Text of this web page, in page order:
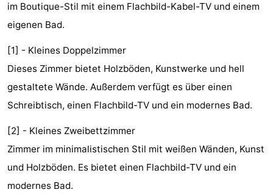
Het
Amsterdamse
Bos
-
Spaarnwoude
Hotels
Zimmer
(mit
Lastminutes
Attraktionen
Sehen
im Boutique-Stil mit einem Flachbild-Kabel-TV und einem
eigenen Bad.
[1] - Kleines Doppelzimmer
Dieses Zimmer bietet Holzböden, Kunstwerke und hell
gestaltete Wände. Außerdem verfügt es über einen
Schreibtisch, einen Flachbild-TV und ein modernes Bad.
[2] - Kleines Zweibettzimmer
Zimmer im minimalistischen Stil mit weißen Wänden, Kunst
und Holzböden. Es bietet einen Flachbild-TV und ein
modernes Bad.